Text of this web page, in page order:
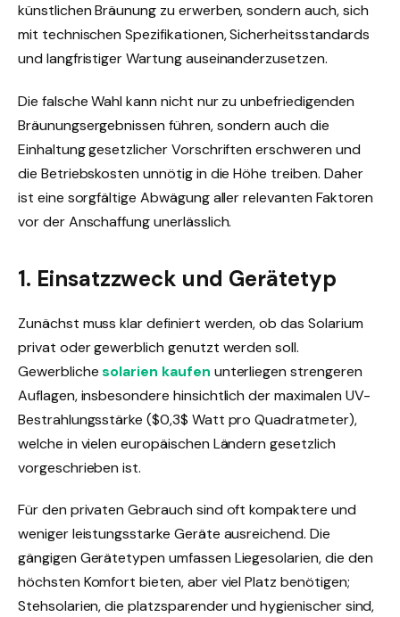
künstlichen Bräunung zu erwerben, sondern auch, sich
mit technischen Spezifikationen, Sicherheitsstandards
und langfristiger Wartung auseinanderzusetzen.
Die falsche Wahl kann nicht nur zu unbefriedigenden
Bräunungsergebnissen führen, sondern auch die
Einhaltung gesetzlicher Vorschriften erschweren und
die Betriebskosten unnötig in die Höhe treiben. Daher
ist eine sorgfältige Abwägung aller relevanten Faktoren
vor der Anschaffung unerlässlich.
1. Einsatzzweck und Gerätetyp
Zunächst muss klar definiert werden, ob das Solarium
privat oder gewerblich genutzt werden soll.
Gewerblichesolarien kaufen unterliegen strengeren
Auflagen, insbesondere hinsichtlich der maximalen UV-
Bestrahlungsstärke ($0,3$ Watt pro Quadratmeter),
welche in vielen europäischen Ländern gesetzlich
vorgeschrieben ist.
Für den privaten Gebrauch sind oft kompaktere und
weniger leistungsstarke Geräte ausreichend. Die
gängigen Gerätetypen umfassen Liegesolarien, die den
höchsten Komfort bieten, aber viel Platz benötigen;
Stehsolarien, die platzsparender und hygienischer sind,